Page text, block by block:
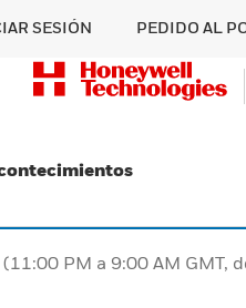
SESIÓN PEDIDO AL
PM a 9:00 AM GMT,